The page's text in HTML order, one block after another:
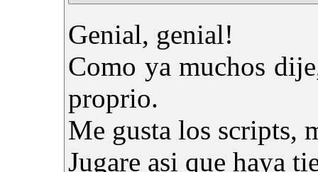
Genial, genial!
Como ya muchos
proprio.
Me gusta los scripts,
Jugare asi que haya